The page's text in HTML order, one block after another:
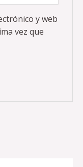
y web
vez que